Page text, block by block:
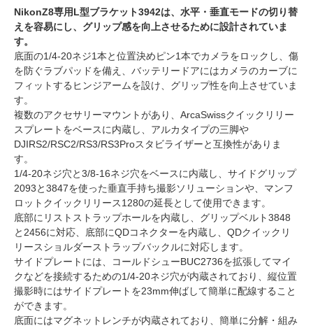
NikonZ8専用L型ブラケット3942は、水平・垂直モードの切り替
えを容易にし、グリップ感を向上させるために設計されていま
す。
底面の1/4-20ネジ1本と位置決めピン1本でカメラをロックし、傷
を防ぐラブパッドを備え、バッテリードアにはカメラのカーブに
フィットするヒンジアームを設け、グリップ性を向上させていま
す。
複数のアクセサリーマウントがあり、ArcaSwissクイックリリー
スプレートをベースに内蔵し、アルカタイプの三脚や
DJIRS2/RSC2/RS3/RS3Proスタビライザーと互換性がありま
す。
1/4-20ネジ穴と3/8-16ネジ穴をベースに内蔵し、サイドグリップ
2093と3847を使った垂直手持ち撮影ソリューションや、マンフ
ロットクイックリリース1280の延長として使用できます。
底部にリストストラップホールを内蔵し、グリップベルト3848
と2456に対応、底部にQDコネクターを内蔵し、QDクイックリ
リースショルダーストラップバックルに対応します。
サイドプレートには、コールドシューBUC2736を拡張してマイ
クなどを接続するための1/4-20ネジ穴が内蔵されており、縦位置
撮影時にはサイドプレートを23mm伸ばして簡単に配線すること
ができます。
底面にはマグネットレンチが内蔵されており、簡単に分解・組み